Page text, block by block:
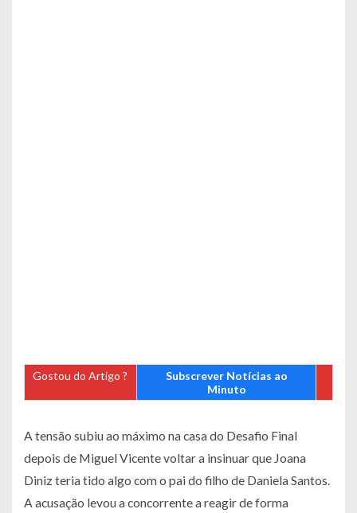
Gostou do Artigo ?
Subscrever Notícias ao
Minuto
A tensão subiu ao máximo na casa do Desafio Final
depois de Miguel Vicente voltar a insinuar que Joana
Diniz teria tido algo com o pai do filho de Daniela Santos.
A acusação levou a concorrente a reagir de forma